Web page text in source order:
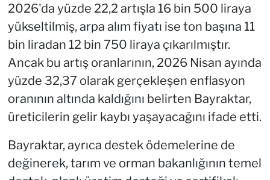
2026'da yüzde 22,2 artışla 16 bin 500 liraya
yükseltilmiş, arpa alım fiyatı ise ton başına 11
bin liradan 12 bin 750 liraya çıkarılmıştır.
Ancak bu artış oranlarının, 2026 Nisan ayında
yüzde 32,37 olarak gerçekleşen enflasyon
oranının altında kaldığını belirten Bayraktar,
üreticilerin gelir kaybı yaşayacağını ifade etti.
Bayraktar, ayrıca destek ödemelerine de
değinerek, tarım ve orman bakanlığının temel